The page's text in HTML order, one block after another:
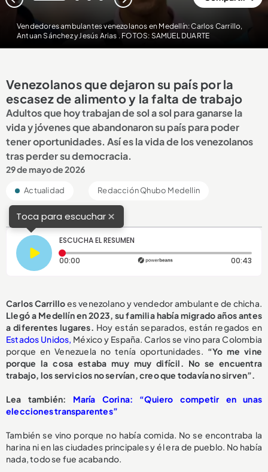
Vendedores ambulantes venezolanos en Medellín: Carlos Carrillo,
Antuan Sánchez y Jesús Arias . FOTOS: SAMUEL DUARTE
Venezolanos que dejaron su país por la
escasez de alimento y la falta de trabajo
Adultos que hoy trabajan de sol a sol para ganarse la
vida y jóvenes que abandonaron su país para poder
tener oportunidades. Así es la vida de los venezolanos
tras perder su democracia.
29 de mayo de 2026
Actualidad Redacción Qhubo Medellin
Toca para escuchar×
ESCUCHA EL RESUMEN
00:00 Tiempo transcurrido: 0 segundos 00:43
Carlos Carrilloes venezolano y vendedor ambulante de chicha.
Llegó a Medellín en 2023, su familia había migrado años antes
a diferentes lugares. Hoy están separados, están regados en
Estados Unidos, México y España. Carlos se vino para Colombia
porque en Venezuela no tenía oportunidades. “Yo me vine
porque la cosa estaba muy muy difícil. No se encuentra
trabajo, los servicios no servían, creo que todavía no sirven”.
Lea también: María Corina: “Quiero competir en unas
elecciones transparentes”
También se vino porque no había comida. No se encontraba la
harina ni en las ciudades principales y él era de pueblo. No había
nada, todo se fue acabando.